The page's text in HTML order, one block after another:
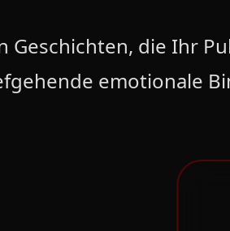
Geschichten, die Ihr
emotionale